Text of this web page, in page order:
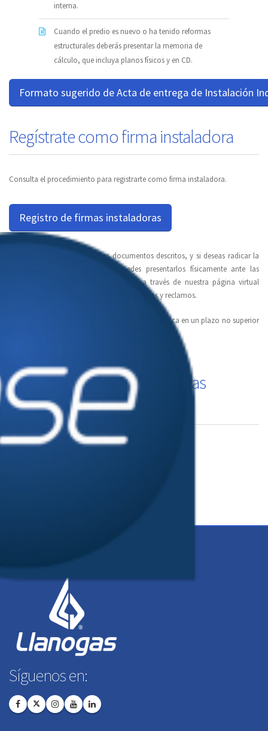
interna.
Cuando el predio es nuevo o ha tenido reformas
estructurales deberás presentar la memoria de
cálculo, que incluya planos físicos y en CD.
Formato sugerido de Acta de entrega de Instalación
Regístrate como firma instaladora
Consulta el procedimiento para registrarte como firma instaladora.
Registro de firmas instaladoras
Una vez tengas a la mano los documentos descritos, y si deseas radicar la
solicitud de manera personal, puedes presentarlos físicamente ante las
oficinas de Llanogas S.A. E.S.P. BIC o a través de nuestra página virtual
www.llanogas.com sección Peticiones, quejas y reclamos.
La respuesta a tu trámite se realizará vía web o física en un plazo no superior
Listado de firmas instaladoras
registradas
Descarga el archivo de firmas instaladoras en PDF
Síguenos en: